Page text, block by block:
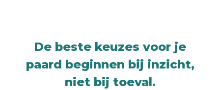
De beste keuzes voor je
paard beginnen bij inzicht,
niet bij toeval.